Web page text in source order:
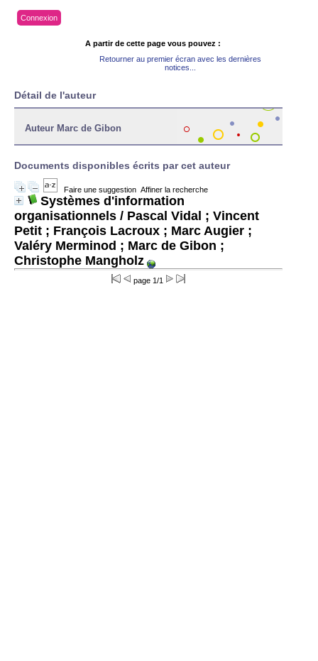
Connexion
A partir de cette page vous pouvez :
Retourner au premier écran avec les dernières
notices...
Détail de l'auteur
Auteur Marc de Gibon
Documents disponibles écrits par cet auteur
Faire une suggestion Affiner la recherche
Systèmes d'information
organisationnels / Pascal Vidal ; Vincent
Petit ; François Lacroux ; Marc Augier ;
Valéry Merminod ; Marc de Gibon ;
Christophe Mangholz
page 1/1